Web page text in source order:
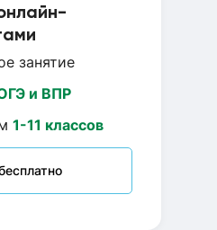
занятие
и ВПР
1-11 классов